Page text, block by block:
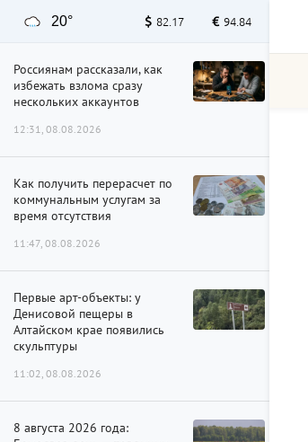
20° 82.17 94.84
Россиянам рассказали, как
избежать взлома сразу
нескольких аккаунтов
12:31, 08.08.2026
Как получить перерасчет по
коммунальным услугам за
время отсутствия
11:47, 08.08.2026
Первые арт-объекты: у
Денисовой пещеры в
Алтайском крае появились
скульптуры
11:02, 08.08.2026
8 августа 2026 года: